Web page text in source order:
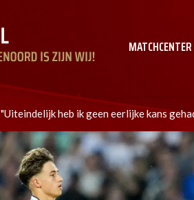
MATCHCENTER
"Uiteindelijk heb ik geen eerlijke kans